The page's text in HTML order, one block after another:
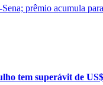
tem superávit de